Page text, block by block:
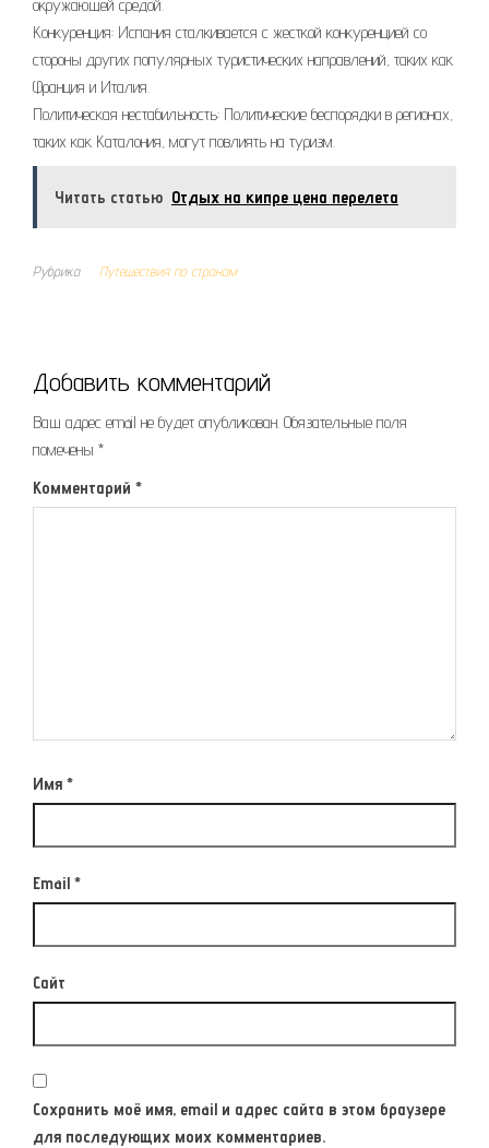
окружающей средой.
Конкуренция: Испания сталкивается с жесткой конкуренцией со
стороны других популярных туристических направлений, таких как
Франция и Италия.
Политическая нестабильность: Политические беспорядки в регионах,
таких как Каталония, могут повлиять на туризм.
Читать статью Отдых на кипре цена перелета
Рубрика Путешествия по странам
Добавить комментарий
Ваш адрес email не будет опубликован. Обязательные поля
помечены *
Комментарий *
Имя *
Email *
Сайт
Сохранить моё имя, email и адрес сайта в этом браузере
для последующих моих комментариев.